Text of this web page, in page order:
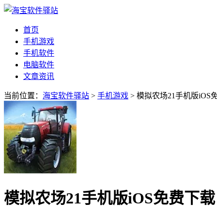
首页
手机游戏
手机软件
电脑软件
文章资讯
当前位置： 海宝软件驿站 > 手机游戏 > 模拟农场21手机版iOS
模拟农场21手机版iOS免费下载